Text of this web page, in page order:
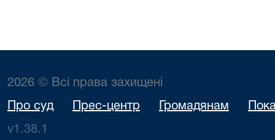
2026 © Всі права захищені
Про суд Прес-центр Громадянам
v1.38.1